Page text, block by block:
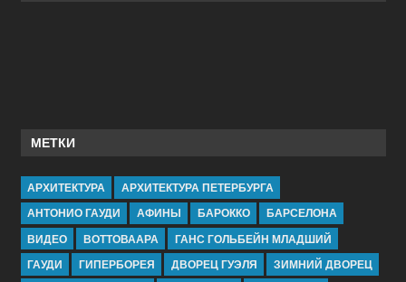
МЕТКИ
АРХИТЕКТУРА
АРХИТЕКТУРА ПЕТЕРБУРГА
АНТОНИО ГАУДИ
АФИНЫ БАРОККО
БАРСЕЛОНА
ВИДЕО
ВОТТОВААРА
ГАНС ГОЛЬБЕЙН МЛАДШИЙ
ГАУДИ
ГИПЕРБОРЕЯ ДВОРЕЦ ГУЭЛЯ ЗИМНИЙ ДВОРЕЦ